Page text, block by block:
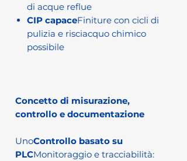
di acque reflue
CIP capaceFiniture con cicli di
pulizia e risciacquo chimico
possibile
Concetto di misurazione,
controllo e documentazione
UnoControllo basato su
PLCMonitoraggio e tracciabilità: